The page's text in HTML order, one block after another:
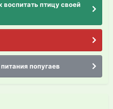
воспитать птицу своей
попугаев